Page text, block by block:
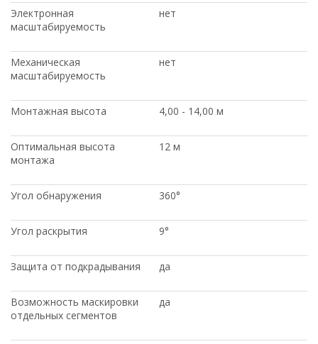
Электронная
масштабируемость
нет
Механическая
масштабируемость
нет
Монтажная высота 4,00 - 14,00 м
Оптимальная высота
монтажа
12 м
Угол обнаружения 360°
Угол раскрытия 9°
Защита от подкрадывания да
Возможность маскировки
отдельных сегментов
да